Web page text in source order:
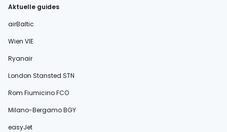
Aktuelle guides
airBaltic
Wien VIE
Ryanair
London Stansted STN
Rom Fiumicino FCO
Milano-Bergamo BGY
easyJet